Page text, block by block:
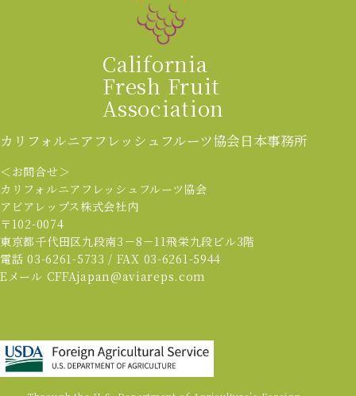
California
Fresh Fruit
Association
カリフォルニアフレッシュフルーツ協会日本事務所
＜お問合せ＞
カリフォルニアフレッシュフルーツ協会
アビアレップス株式会社内
〒102-0074
東京都千代田区九段南3－8－11飛栄九段ビル3階
電話 03-6261-5733 / FAX 03-6261-5944
Eメール CFFAjapan@aviareps.com